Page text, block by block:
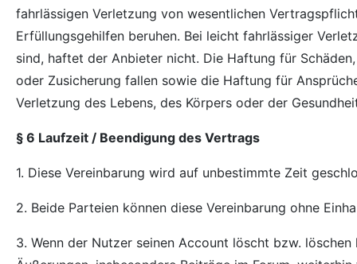
fahrlässigen Verletzung von wesentlichen
Erfüllungsgehilfen beruhen. Bei leicht fahrlässiger
sind, haftet der Anbieter nicht. Die Haftung für
oder Zusicherung fallen sowie die Haftung für
Verletzung des Lebens, des Körpers oder der
§ 6 Laufzeit / Beendigung des Vertrags
1. Diese Vereinbarung wird auf unbestimmte Zeit
2. Beide Parteien können diese Vereinbarung ohne
3. Wenn der Nutzer seinen Account löscht bzw.